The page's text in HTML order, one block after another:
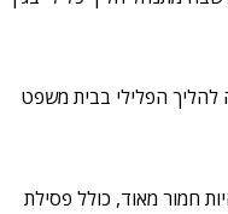
הפלילי בבית משפט
חמור מאוד, כולל פסילת